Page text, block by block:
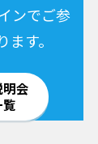
ンでご参
す。
会